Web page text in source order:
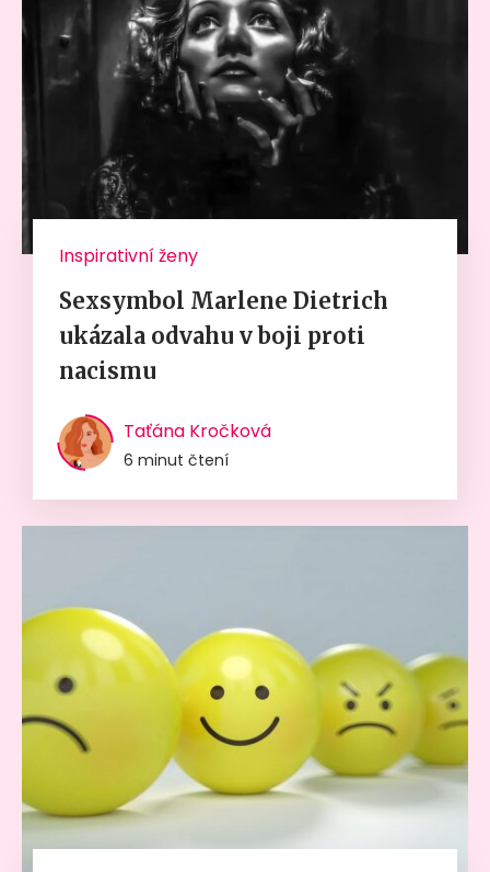
Inspirativní ženy
Sexsymbol Marlene Dietrich
ukázala odvahu v boji proti
nacismu
Taťána Kročková
6 minut čtení